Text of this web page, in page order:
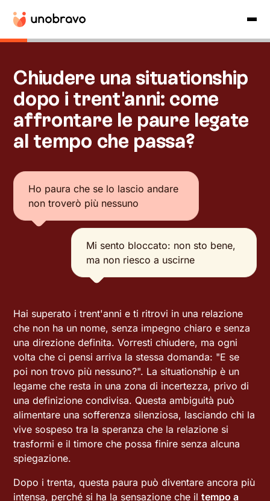
Chiudere una situationship
dopo i trent'anni: come
affrontare le paure legate
al tempo che passa?
Ho paura che se lo lascio andare
non troverò più nessuno
Mi sento bloccato: non sto bene,
ma non riesco a uscirne
Hai superato i trent'anni e ti ritrovi in una relazione
che non ha un nome, senza impegno chiaro e senza
una direzione definita. Vorresti chiudere, ma ogni
volta che ci pensi arriva la stessa domanda: "E se
poi non trovo più nessuno?". La situationship è un
legame che resta in una zona di incertezza, privo di
una definizione condivisa. Questa ambiguità può
alimentare una sofferenza silenziosa, lasciando chi la
vive sospeso tra la speranza che la relazione si
trasformi e il timore che possa finire senza alcuna
spiegazione.
Dopo i trenta, questa paura può diventare ancora più
intensa, perché si ha la sensazione che iltempo a